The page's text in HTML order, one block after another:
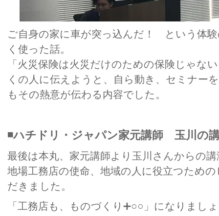
ご自身の家に車が突っ込んだ！ という体
く使った話。
「火災保険は火災だけのための保険じゃな
くの人に伝えようと、自ら動き、セミナー
もその熱意が伝わる内容でした。
◾️ハチドリ・ジャパン家元講師 玉川の
最後は本丸、家元講師より玉川さんからの
地場工務店の使命、地域の人に役立つため
だきました。
「工務店も、ものづくり➕○○」になりまし